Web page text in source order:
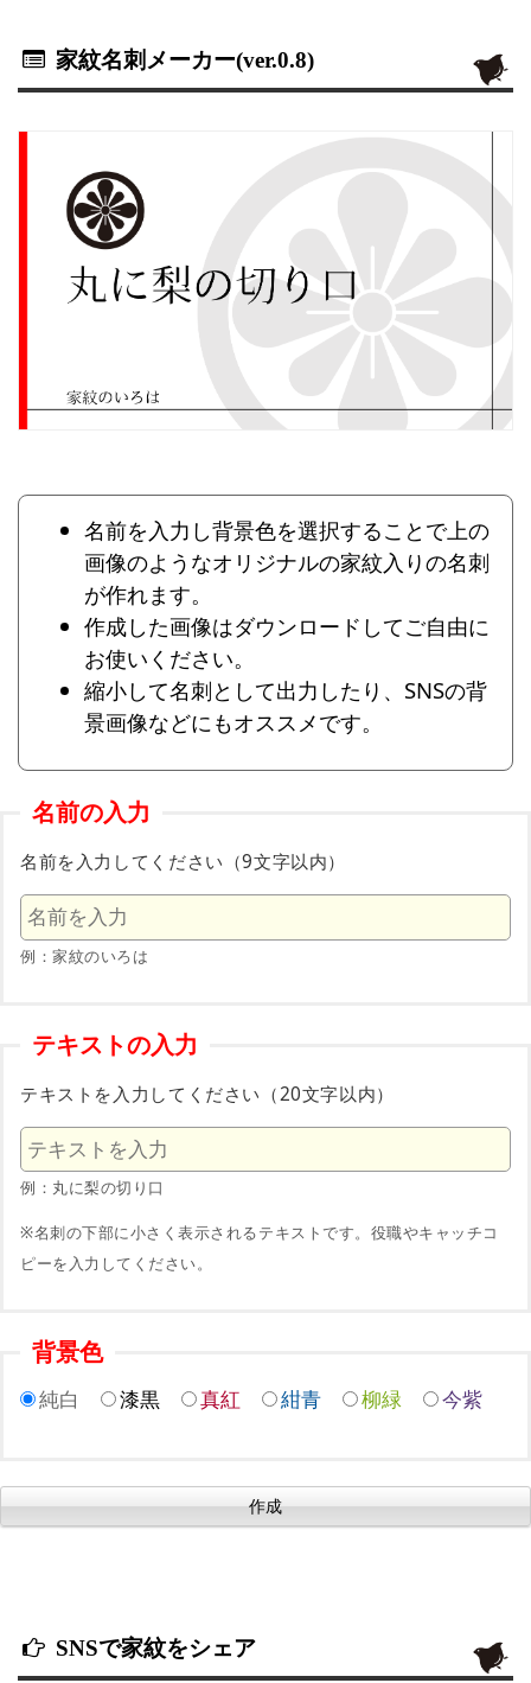
家紋名刺メーカー(ver.0.8)
名前を入力し背景色を選択することで上の
画像のようなオリジナルの家紋入りの名刺
が作れます。
作成した画像はダウンロードしてご自由に
お使いください。
縮小して名刺として出力したり、SNSの背
景画像などにもオススメです。
名前の入力
名前を入力してください（9文字以内）
例：家紋のいろは
テキストの入力
テキストを入力してください（20文字以内）
例：丸に梨の切り口
※名刺の下部に小さく表示されるテキストです。役職やキャッチコ
ピーを入力してください。
背景色
純白 漆黒 真紅 紺青 柳緑 今紫
SNSで家紋をシェア